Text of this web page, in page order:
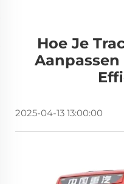
Hoe Je
2025-04-13 13:00:00